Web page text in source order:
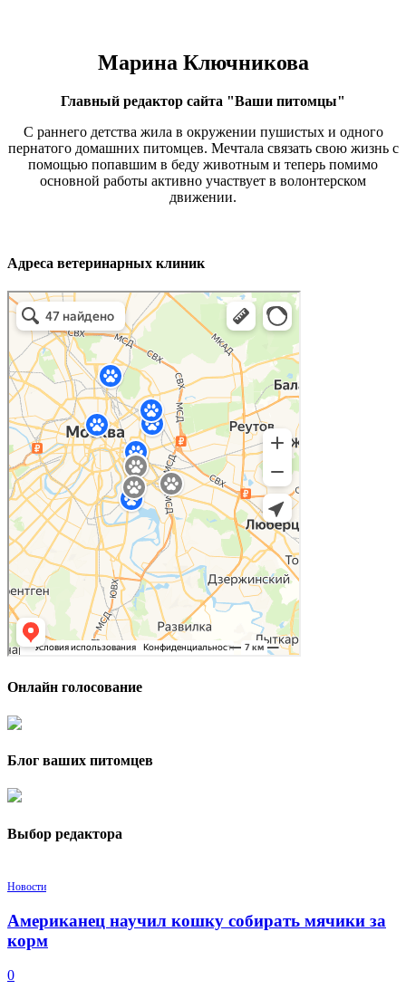
Марина Ключникова
Главный редактор сайта "Ваши питомцы"
С раннего детства жила в окружении пушистых и одного
пернатого домашних питомцев. Мечтала связать свою жизнь с
помощью попавшим в беду животным и теперь помимо
основной работы активно участвует в волонтерском
движении.
Адреса ветеринарных клиник
Онлайн голосование
Блог ваших питомцев
Выбор редактора
Новости
Американец научил кошку собирать мячики за
корм
0